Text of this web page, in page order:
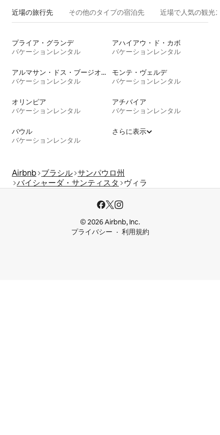
近場の旅行先 その他のタ⁠イ⁠プ⁠の宿⁠泊⁠先 近場で人気の観光
プライア・グランデ
バケーションレンタル
アハイアウ・ド・カボ
バケーションレンタル
アルマサン・ドス・ブージオス
バケーションレンタル
モンテ・ヴェルデ
バケーションレンタル
オリンピア
バケーションレンタル
アチバイア
バケーションレンタル
バウル
バケーションレンタル
さらに表示
Airbnb ブラシル サンパウロ州
バイシャーダ・サンティスタ
ヴィラ
© 2026 Airbnb, Inc.
プライバシー
利用規約